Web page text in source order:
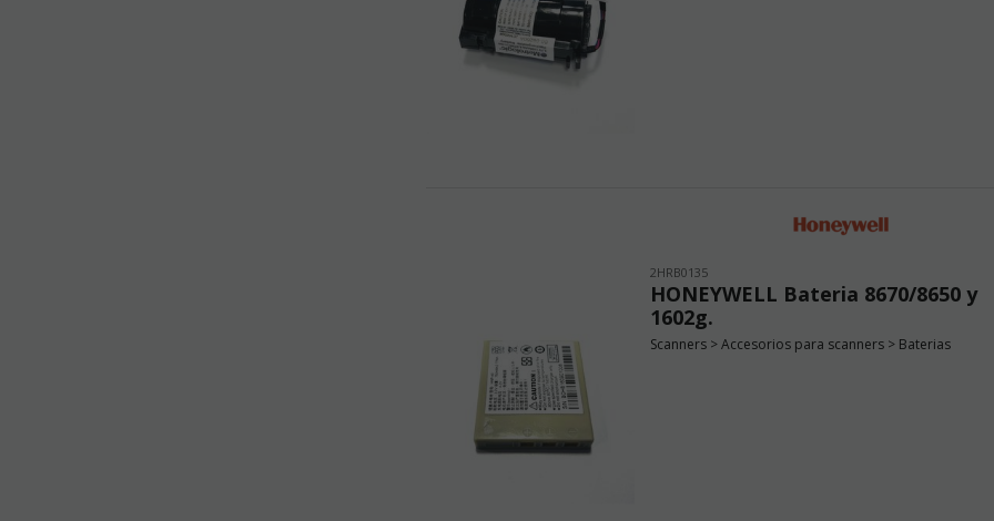
2HRB0135
HONEYWELL Bateria 8670/8650 y
1602g.
Scanners > Accesorios para scanners > Baterias